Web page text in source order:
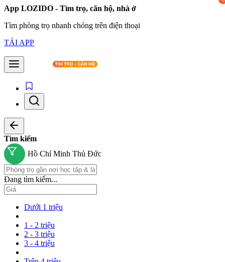
App LOZIDO - Tìm trọ, căn hộ, nhà ở
Tìm phòng trọ nhanh chóng trên điện thoại
TẢI APP
Tìm kiếm
Hồ Chí Minh Thủ Đức
Đang tìm kiếm...
Dưới 1 triệu
1 - 2 triệu
2 - 3 triệu
3 - 4 triệu